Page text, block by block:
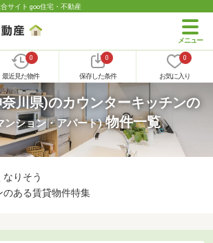
サイト goo住宅・不動産
0
最近見た物件
0
保存した条件
0
お気に入り
川県)のカウンターキッチンの
ンション・アパート)物件一覧
りそう
ある賃貸物件特集